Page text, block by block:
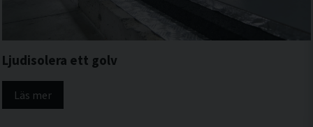
Ljudisolera ett golv
Läs mer